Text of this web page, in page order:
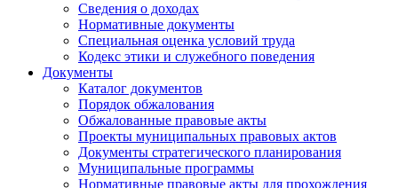
Сведения о доходах
Нормативные документы
Специальная оценка условий труда
Кодекс этики и служебного поведения
Документы
Каталог документов
Порядок обжалования
Обжалованные правовые акты
Проекты муниципальных правовых актов
Документы стратегического планирования
Муниципальные программы
Нормативные правовые акты для прохождения